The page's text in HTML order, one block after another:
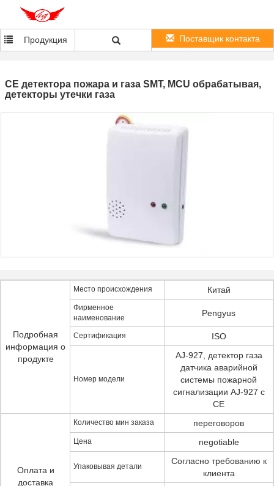
Продукция Поставщик контакта
CE детектора пожара и газа SMT, MCU обрабатывая,
детекторы утечки газа
Подробная
информация о
продукте
Место происхождения Китай
Фирменное
наименование
Pengyus
Сертификация ISO
Номер модели
AJ-927, детектор газа
датчика аварийной
системы пожарной
сигнализации AJ-927 с
CE
Оплата и
доставка
Количество мин заказа переговоров
Цена negotiable
Упаковывая детали
Согласно требованию к
клиента